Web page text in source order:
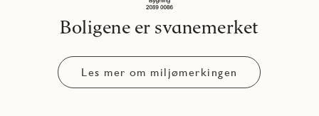
Boligene er svanemerket
Les mer om miljømerkingen